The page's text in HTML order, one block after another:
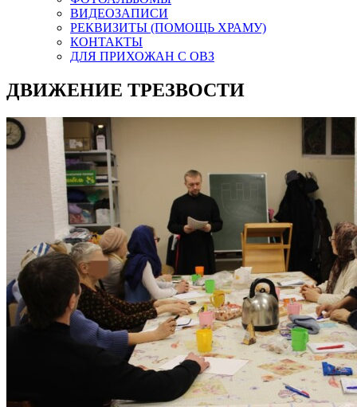
ВИДЕОЗАПИСИ
РЕКВИЗИТЫ (ПОМОЩЬ ХРАМУ)
КОНТАКТЫ
ДЛЯ ПРИХОЖАН С ОВЗ
ДВИЖЕНИЕ ТРЕЗВОСТИ